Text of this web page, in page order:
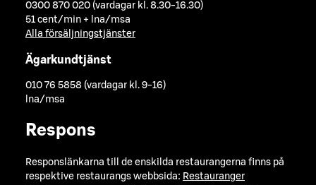
0300 870 020 (vardagar kl. 8.30-16.30)
51 cent/min + lna/msa
Alla försäljningstjänster
Ägarkundtjänst
010 76 5858 (vardagar kl. 9-16)
lna/msa
Respons
Responslänkarna till de enskilda restaurangerna finns på
respektive restaurangs webbsida: Restauranger